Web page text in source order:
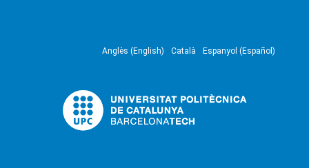
Anglès (English) Català Espanyol (Español)